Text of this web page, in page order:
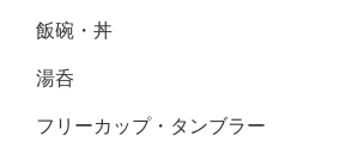
飯碗・丼
湯呑
フリーカップ・タンブラー